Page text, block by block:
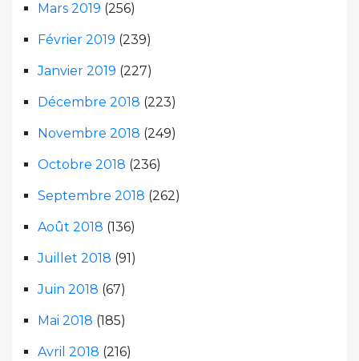
Mars 2019 (256)
Février 2019 (239)
Janvier 2019 (227)
Décembre 2018 (223)
Novembre 2018 (249)
Octobre 2018 (236)
Septembre 2018 (262)
Août 2018 (136)
Juillet 2018 (91)
Juin 2018 (67)
Mai 2018 (185)
Avril 2018 (216)